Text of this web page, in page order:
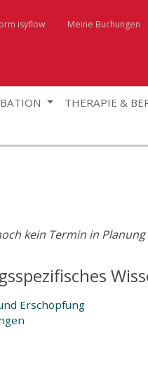
isyflow Meine Buchungen
THERAPIE &
kein Termin in
Erschöpfung